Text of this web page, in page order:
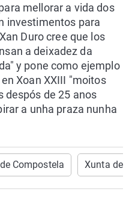
mellorar a vida dos
investimentos para
Duro cree que los
a deixadez da
y pone como ejemplo
Xoan XXIII "moitos
despós de 25 anos
a unha praza nunha
Compostela Xunta de